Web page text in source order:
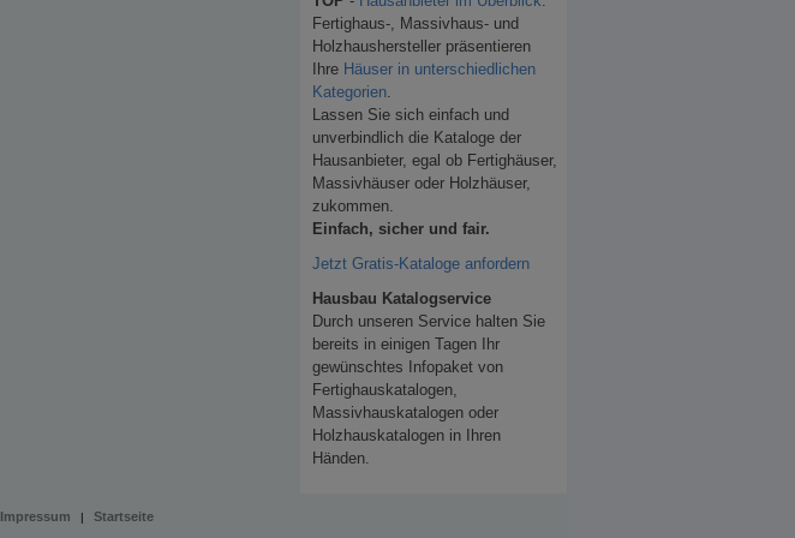
Fertighaus-, Massivhaus- und
Holzhaushersteller präsentieren
Ihre Häuser in unterschiedlichen
Kategorien
Lassen Sie sich einfach und
unverbindlich die Kataloge der
Hausanbieter, egal ob Fertighäuser,
Massivhäuser oder Holzhäuser,
zukommen.
Einfach, sicher und fair.
Jetzt Gratis-Kataloge anfordern
Hausbau Katalogservice
Durch unseren Service halten Sie
bereits in einigen Tagen Ihr
gewünschtes Infopaket von
Fertighauskatalogen,
Massivhauskatalogen oder
Holzhauskatalogen in Ihren
Händen.
Impressum | Startseite